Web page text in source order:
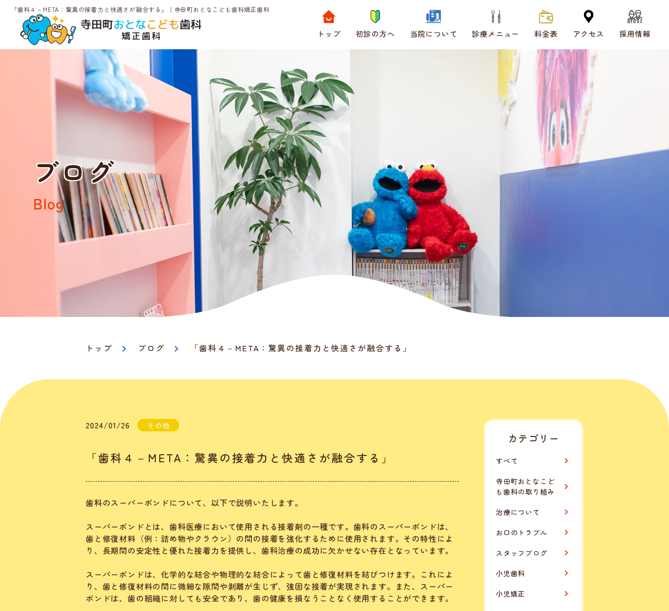
「歯科４－META：驚異の接着力と快適さが融合する」｜寺田町おとなこども歯科矯正歯科
トップ 初診の方へ 当院について 診療メニュー 料金表 アクセス 採用情報
ブログ
Blog
トップ ブログ 「歯科４－META：驚異の接着力と快適さが融合する」
2024/01/26 その他
「歯科４－META：驚異の接着力と快適さが融合する」
歯科のスーパーボンドについて、以下で説明いたします。
スーパーボンドとは、歯科医療において使用される接着剤の一種です。歯科のスーパーボンドは、
歯と修復材料（例：詰め物やクラウン）の間の接着を強化するために使用されます。その特性によ
り、長期間の安定性と優れた接着力を提供し、歯科治療の成功に欠かせない存在となっています。
スーパーボンドは、化学的な結合や物理的な結合によって歯と修復材料を結びつけます。これによ
り、歯と修復材料の間に微細な隙間や剥離が生じず、強固な接着が実現されます。また、スーパー
ボンドは、歯の組織に対しても安全であり、歯の健康を損なうことなく使用することができます。
カテゴリー
すべて
寺田町おとなこど
も歯科の取り組み
治療について
お口のトラブル
スタッフブログ
小児歯科
小児矯正